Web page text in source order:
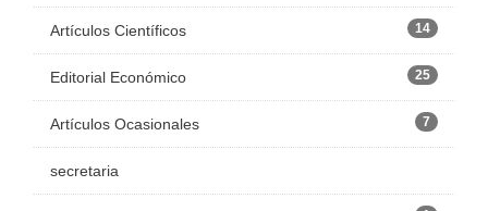
Artículos Científicos 14
Editorial Económico 25
Artículos Ocasionales 7
secretaria